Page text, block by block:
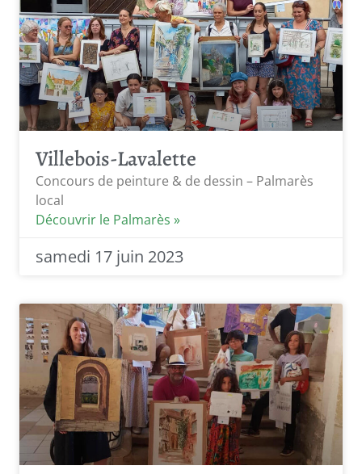
Villebois-Lavalette
Concours de peinture & de dessin – Palmarès
local
Découvrir le Palmarès »
samedi 17 juin 2023